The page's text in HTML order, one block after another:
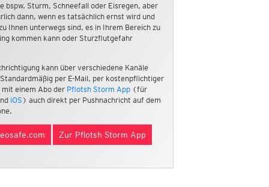
bspw. Sturm, Schneefall oder Eisregen, aber
dann, wenn es tatsächlich ernst wird und
Ihnen unterwegs sind, es in Ihrem Bereich zu
kommen kann oder Sturzflutgefahr
kann über verschiedene Kanäle
per E-Mail, per kostenpflichtiger
mit einem Abo der Pflotsh Storm App(für
iOS ) auch direkt per Pushnachricht auf dem
Zur Pflotsh Storm App